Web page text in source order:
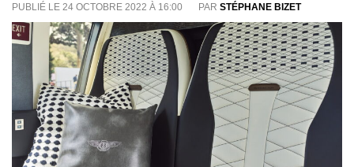
PUBLIÉ LE 24 OCTOBRE 2022 À 16:00 PAR STÉPHANE BIZET